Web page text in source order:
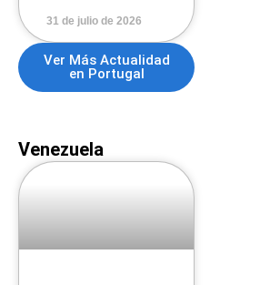
31 de julio de 2026
Ver Más Actualidad
en Portugal
Venezuela